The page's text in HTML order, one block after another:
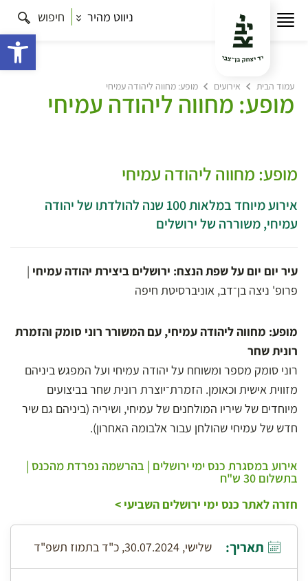
ניווט מהיר חיפוש
עמוד הבית אירועים מופע: מחווה ליהודה עמיחי
מופע: מחווה ליהודה עמיחי
מופע: מחווה ליהודה עמיחי
אירוע מיוחד במלאות 100 שנה להולדתו של יהודה
עמיחי, משוררה של ירושלים
עיר יום יום על שפת הנצח: ירושלים ביצירת יהודה עמיחי |
פרופ' ניצה בן־דב, אוניברסיטת חיפה
מופע: מחווה ליהודה עמיחי, עם המשורר רוני סומק והזמרת
רונית שחר
רוני סומק מספר ומשוחח על יהודה עמיחי ועל המפגש ביניהם
מזווית אישית וכאומן. הזמרת־יוצרת רונית שחר בביצועים
מיוחדים של שיריו המולחנים של עמיחי, ושיריה (ביניהם גם שיר
חדש של עמיחי שהולחן עבור אלבומה האחרון).
אירוע במסגרת כנס ימי ירושלים | בהרשמה נפרדת מהכנס |
בתשלום 30 ש"ח
חזרה לאתר כנס ימי ירושלים השביעי >
תאריך: שלישי, 30.07.2024, כ"ד בתמוז תשפ"ד